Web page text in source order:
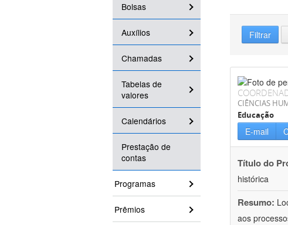
Bolsas
Auxílios
Chamadas
Tabelas de
valores
Calendários
Prestação de
contas
Programas
Prêmios
Filtrar
CIÊNCIAS
Educação
E-mail
Título do
histórica
Resumo:
aos